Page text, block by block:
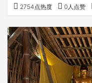
2754点热度 0人点赞